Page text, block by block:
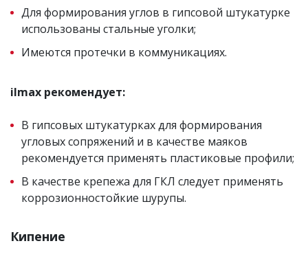
Для формирования углов в гипсовой штукатурке
использованы стальные уголки;
Имеются протечки в коммуникациях.
ilmax рекомендует:
В гипсовых штукатурках для формирования
угловых сопряжений и в качестве маяков
рекомендуется применять пластиковые профили;
В качестве крепежа для ГКЛ следует применять
коррозионностойкие шурупы.
Кипение